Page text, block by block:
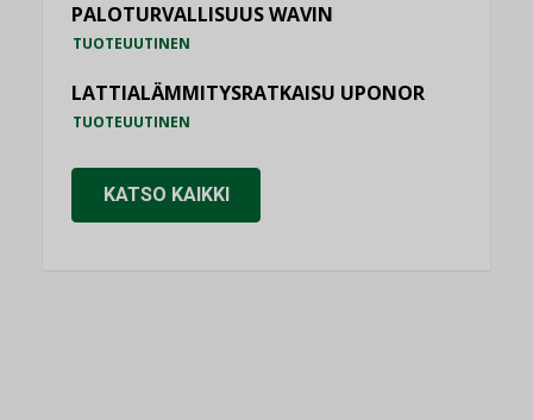
PALOTURVALLISUUS WAVIN
TUOTEUUTINEN
LATTIALÄMMITYSRATKAISU UPONOR
TUOTEUUTINEN
KATSO KAIKKI